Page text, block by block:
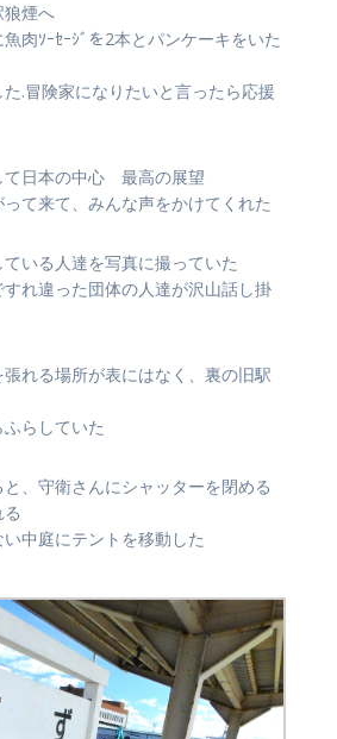
狼煙へ
肉ｿｰｾｰｼﾞを2本とパンケーキをいた
.冒険家になりたいと言ったら応援
て日本の中心 最高の展望
て来て、みんな声をかけてくれた
いる人達を写真に撮っていた
れ違った団体の人達が沢山話し掛
れる場所が表にはなく、裏の旧駅
らしていた
、守衛さんにシャッターを閉める
中庭にテントを移動した